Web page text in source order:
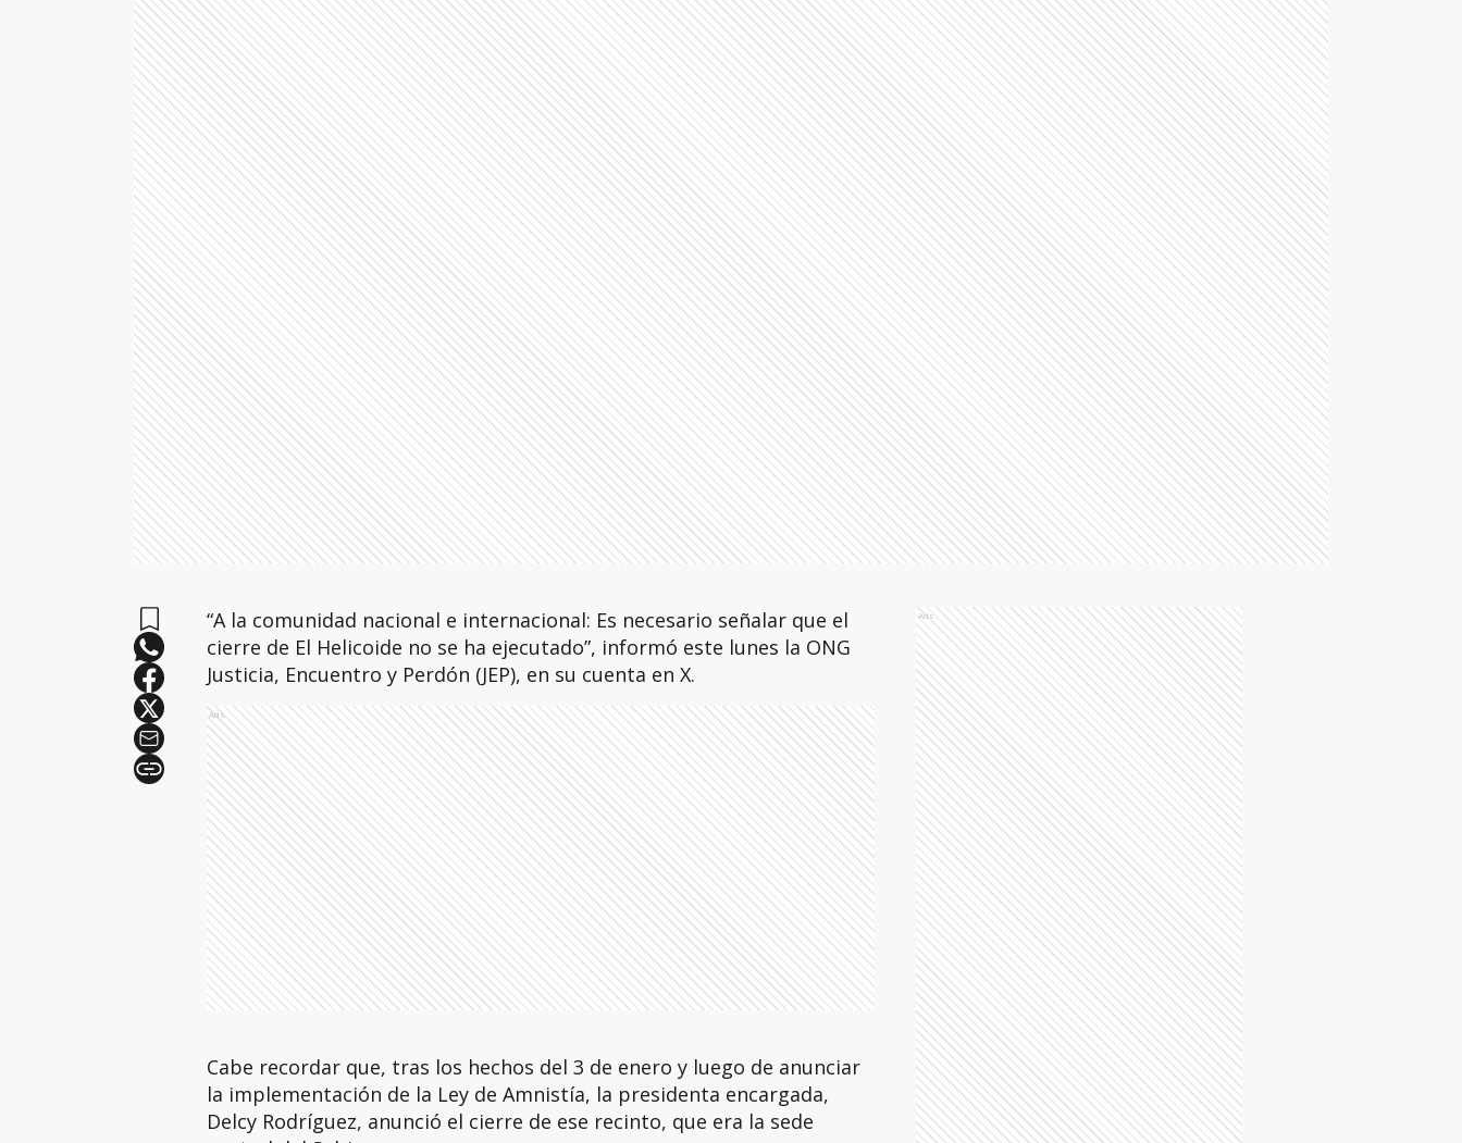
“A la comunidad nacional e internacional: Es necesario señalar que el
cierre de El Helicoide no se ha ejecutado”, informó este lunes la ONG
Justicia, Encuentro y Perdón (JEP), en su cuenta en X.
Ads
Cabe recordar que, tras los hechos del 3 de enero y luego de anunciar
la implementación de la Ley de Amnistía, la presidenta encargada,
Delcy Rodríguez, anunció el cierre de ese recinto, que era la sede
Ads